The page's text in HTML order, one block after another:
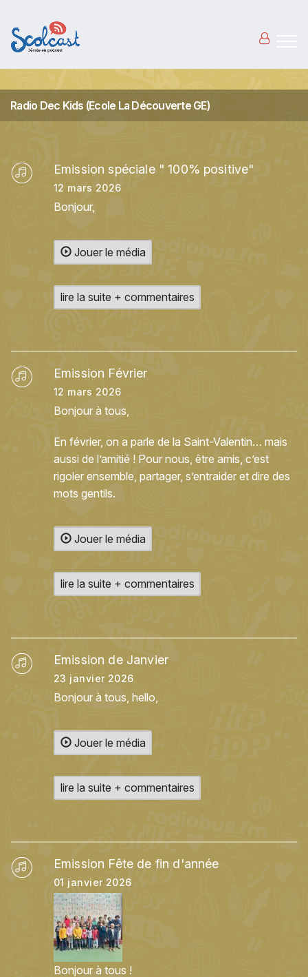
Radio Dec Kids (Ecole La Découverte GE)
Emission spéciale " 100% positive"
12 mars 2026
Bonjour,
Jouer le média
lire la suite + commentaires
Emission Février
12 mars 2026
Bonjour à tous,
En février, on a parle de la Saint-Valentin… mais
aussi de l’amitié ! Pour nous, être amis, c’est
rigoler ensemble, partager, s’entraider et dire des
mots gentils.
Jouer le média
lire la suite + commentaires
Emission de Janvier
23 janvier 2026
Bonjour à tous, hello,
Jouer le média
lire la suite + commentaires
Emission Fête de fin d'année
01 janvier 2026
Bonjour à tous !